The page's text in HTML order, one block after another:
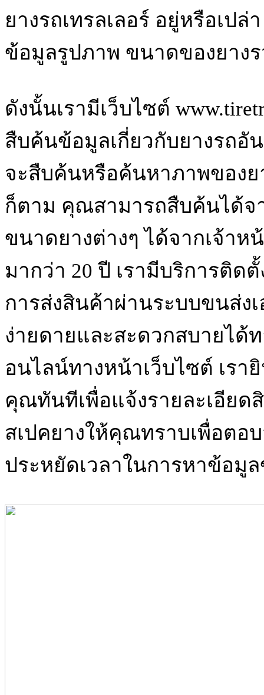
ยางรถเทรลเลอร์ อยู่หรือเป
ข้อมูลรูปภาพ ขนาดของยาง
ดังนั้นเรามีเว็บไซต์
สืบค้นข้อมูลเกี่ยวกับยางรถอั
จะสืบค้นหรือค้นหาภาพของย
ก็ตาม คุณสามารถสืบค้นได้จ
ขนาดยางต่างๆ ได้จากเจ้า
มากว่า 20 ปี เรามีบริการติด
การส่งสินค้าผ่านระบบขนส่ง
ง่ายดายและสะดวกสบายได้
อนไลน์ทางหน้าเว็บไซต์ เร
คุณทันทีเพื่อแจ้งรายละเอียด
สเปคยางให้คุณทราบเพื่อตอ
ประหยัดเวลาในการหาข้อมู